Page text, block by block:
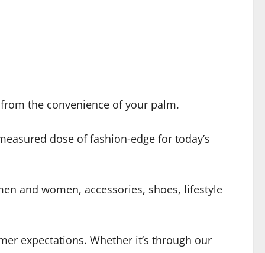
the convenience of your palm.
dose of fashion-edge for today’s
and women, accessories, shoes, lifestyle
expectations. Whether it’s through our